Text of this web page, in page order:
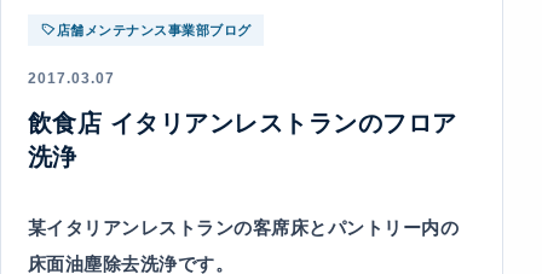
店舗メンテナンス事業部ブログ
2017.03.07
飲食店 イタリアンレストランのフロア
洗浄
某イタリアンレストランの客席床とパントリー内の
床面油塵除去洗浄です。